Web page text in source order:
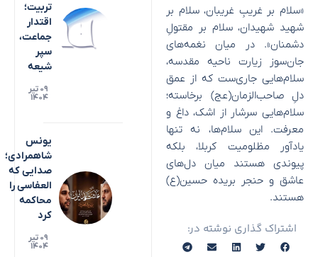
«سلام بر غریبِ غریبان، سلام بر
شهید شهیدان، سلام بر مقتولِ
دشمنان». در میان نغمه‌های
جان‌سوز زیارت ناحیه مقدسه،
سلام‌هایی جاری‌ست که از عمق
دلِ صاحب‌الزمان(عج) برخاسته؛
سلام‌هایی سرشار از اشک، داغ و
معرفت. این سلام‌ها، نه تنها
یادآور مظلومیت کربلا، بلکه
پیوندی‌ هستند میان دل‌های
عاشق و حنجر بریده‌ حسین(ع)
هستند.
اشتراک گذاری نوشته در:
تربیت؛
اقتدار
جماعت،
سپر
شیعه
۰۹ تیر
۱۴۰۴
یونس
شاهمرادی؛
صدایی که
العفاسی را
محاکمه
کرد
۰۹ تیر
۱۴۰۴